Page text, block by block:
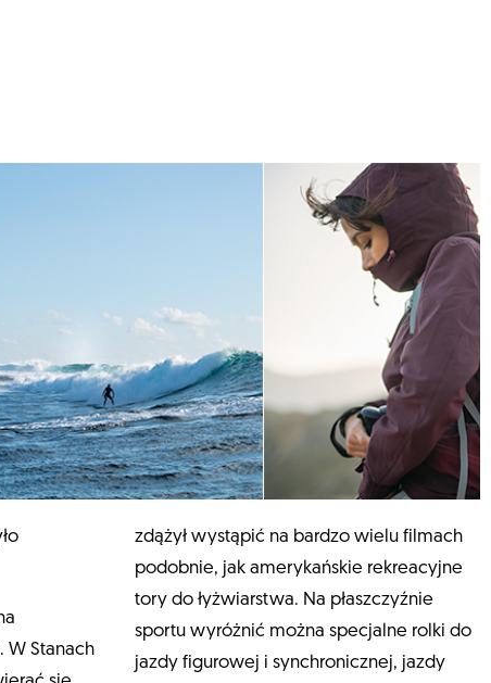
W Stanach
zdążył wystąpić na bardzo wielu filmach
podobnie, jak amerykańskie rekreacyjne
tory do łyżwiarstwa. Na płaszczyźnie
sportu wyróżnić można specjalne rolki do
jazdy figurowej i synchronicznej, jazdy